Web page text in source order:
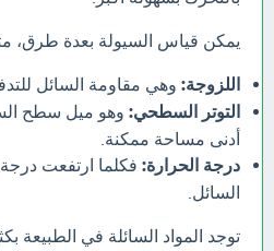
يمكن قياس السيولة بعدة طرق،
اللزوجة: وهي مقاومة السائل
التوتر السطحي: وهو ميل سطح
أدنى مساحة ممكنة.
درجة الحرارة: فكلما ارتفعت
السائل.
توجد المواد السائلة في الطبيعة